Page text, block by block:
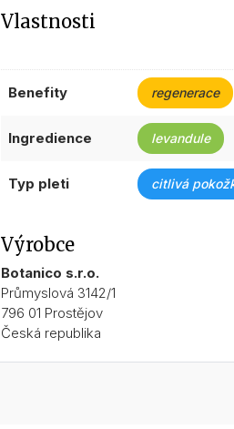
Vlastnosti
benefity regenerace
ingredience levandule
typ pleti citlivá
Výrobce
Botanico s.r.o.
Průmyslová 3142/1
796 01 Prostějov
Česká republika